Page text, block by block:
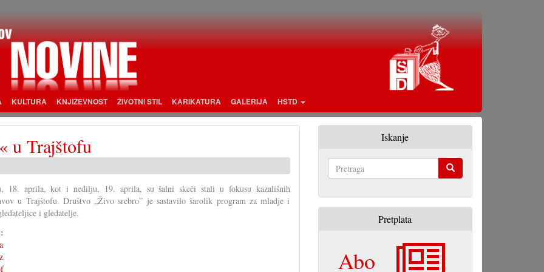
KULTURA KNJIŽEVNOST ŽIVOTNI STIL KARIKATURA GALERIJA HŠTD
u Trajštofu
18. aprila, kot i nedilju, 19. aprila, su šalni skeči stali u fokusu kazališnih
u Trajštofu. Društvo „Živo srebro” je sastavilo šarolik program za mladje i
i gledatelje.
Iskanje
Pretplata
Abo